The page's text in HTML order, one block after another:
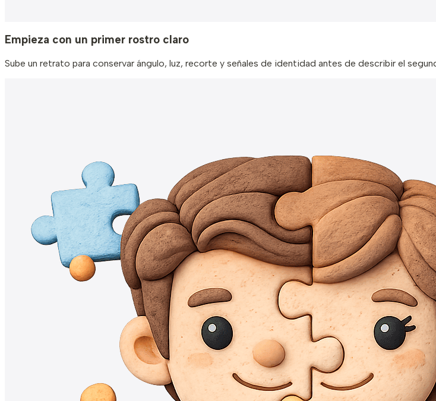
Empieza con un primer rostro claro
Sube un retrato para conservar ángulo, luz, recorte y señales de identidad antes de describir el